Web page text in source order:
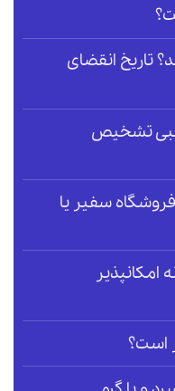
تاریخ انقضای
تشخیص
سفیر یا
است؟